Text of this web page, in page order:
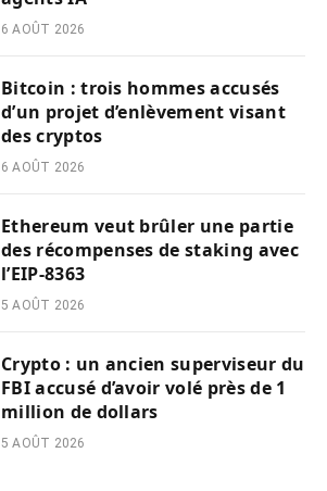
6 AOÛT 2026
Bitcoin : trois hommes accusés
d’un projet d’enlèvement visant
des cryptos
6 AOÛT 2026
Ethereum veut brûler une partie
des récompenses de staking avec
l’EIP-8363
5 AOÛT 2026
Crypto : un ancien superviseur du
FBI accusé d’avoir volé près de 1
million de dollars
5 AOÛT 2026